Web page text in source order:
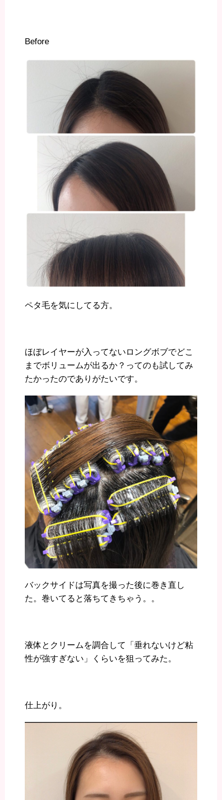
Before
ペタ毛を気にしてる方。
ほぼレイヤーが入ってないロングボブでどこ
までボリュームが出るか？ってのも試してみ
たかったのでありがたいです。
バックサイドは写真を撮った後に巻き直し
た。巻いてると落ちてきちゃう。。
液体とクリームを調合して「垂れないけど粘
性が強すぎない」くらいを狙ってみた。
仕上がり。